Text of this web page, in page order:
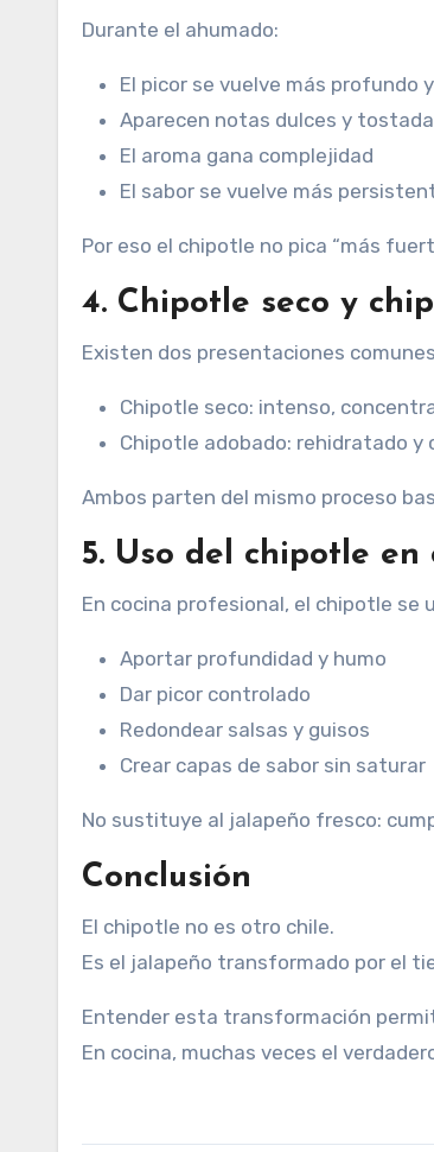
Durante el ahumado:
El picor se vuelve más profundo
Aparecen notas dulces y
El aroma gana complejidad
El sabor se vuelve más
Por eso el chipotle no pica “más
4. Chipotle seco y
Existen dos presentaciones
Chipotle seco: intenso,
Chipotle adobado: rehidratado y
Ambos parten del mismo proceso
5. Uso del chipotle
En cocina profesional, el chipotle se
Aportar profundidad y humo
Dar picor controlado
Redondear salsas y guisos
Crear capas de sabor sin saturar
No sustituye al jalapeño fresco:
Conclusión
El chipotle no es otro chile.
Es el jalapeño transformado por el
Entender esta transformación
En cocina, muchas veces el